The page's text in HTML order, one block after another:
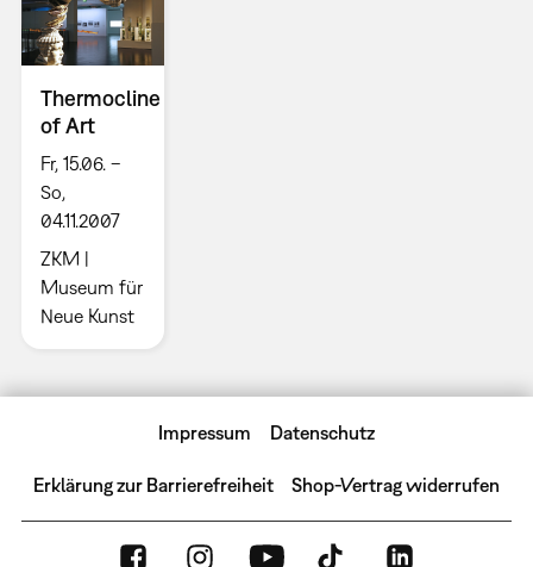
Thermocline
of Art
Fr, 15.06. –
So,
04.11.2007
ZKM |
Museum für
Neue Kunst
Impressum Datenschutz
Erklärung zur Barrierefreiheit Shop-Vertrag widerrufen